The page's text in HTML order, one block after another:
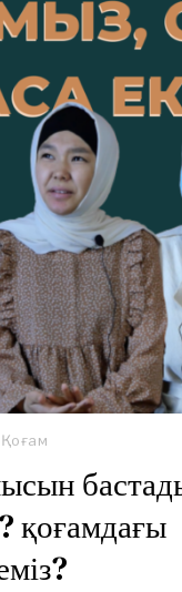
Қоғам
қоғамдағы